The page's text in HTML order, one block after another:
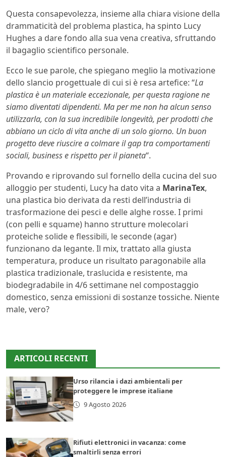
Questa consapevolezza, insieme alla chiara visione della
drammaticità del problema plastica, ha spinto Lucy
Hughes a dare fondo alla sua vena creativa, sfruttando
il bagaglio scientifico personale.
Ecco le sue parole, che spiegano meglio la motivazione
dello slancio progettuale di cui si è resa artefice: “La
plastica è un materiale eccezionale, per questa ragione ne
siamo diventati dipendenti. Ma per me non ha alcun senso
utilizzarla, con la sua incredibile longevità, per prodotti che
abbiano un ciclo di vita anche di un solo giorno. Un buon
progetto deve riuscire a colmare il gap tra comportamenti
sociali, business e rispetto per il pianeta“.
Provando e riprovando sul fornello della cucina del suo
alloggio per studenti, Lucy ha dato vita a MarinaTex,
una plastica bio derivata da resti dell’industria di
trasformazione dei pesci e delle alghe rosse. I primi
(con pelli e squame) hanno strutture molecolari
proteiche solide e flessibili, le seconde (agar)
funzionano da legante. Il mix, trattato alla giusta
temperatura, produce un risultato paragonabile alla
plastica tradizionale, traslucida e resistente, ma
biodegradabile in 4/6 settimane nel compostaggio
domestico, senza emissioni di sostanze tossiche. Niente
male, vero?
ARTICOLI RECENTI
Urso rilancia i dazi ambientali per
proteggere le imprese italiane
9 Agosto 2026
Rifiuti elettronici in vacanza: come
smaltirli senza errori